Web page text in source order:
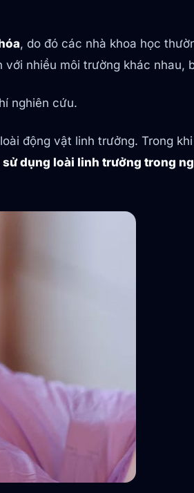
, do đó các nhà khoa học
nhiều môi trường khác
nghiên cứu.
động vật linh trưởng. Trong
sử dụng loài linh trưởng trong